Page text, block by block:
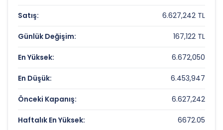
Satış: 6.627,242 TL
Günlük Değişim: 167,122 TL
En Yüksek: 6.672,050
En Düşük: 6.453,947
Önceki Kapanış: 6.627,242
Haftalık En Yüksek: 6672.05